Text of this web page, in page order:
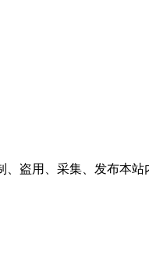
盗用、采集、发布本